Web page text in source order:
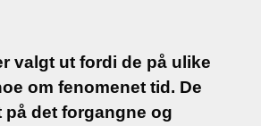
valgt ut fordi de på ulike
om fenomenet tid. De
på det forgangne og